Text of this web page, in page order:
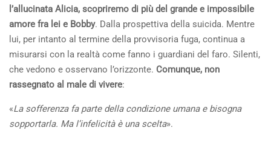
l’allucinata Alicia, scopriremo di più del grande e impossibile
amore fra lei e Bobby. Dalla prospettiva della suicida. Mentre
lui, per intanto al termine della provvisoria fuga, continua a
misurarsi con la realtà come fanno i guardiani del faro. Silenti,
che vedono e osservano l’orizzonte. Comunque, non
rassegnato al male di vivere:
«La sofferenza fa parte della condizione umana e bisogna
sopportarla. Ma l’infelicità è una scelta».